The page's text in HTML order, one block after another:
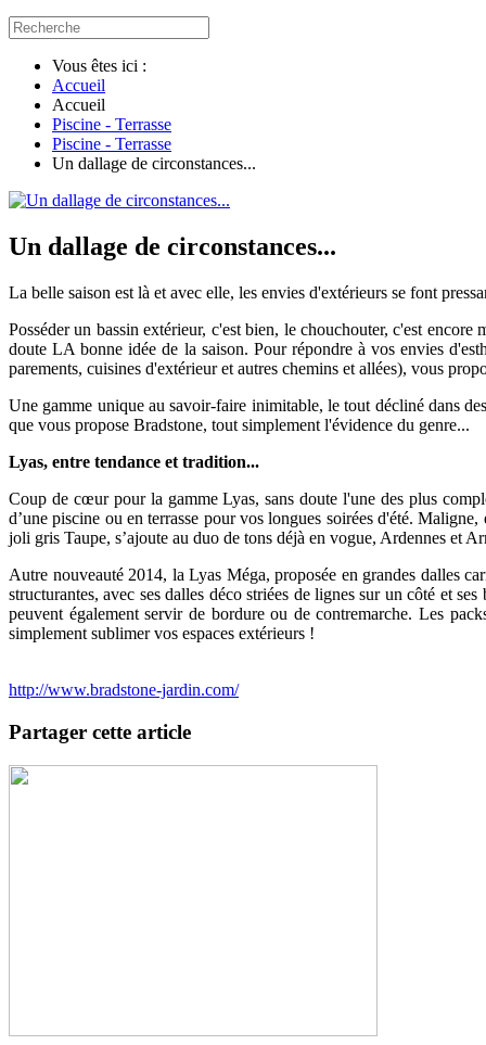
Vous êtes ici :
Accueil
Accueil
Piscine - Terrasse
Piscine - Terrasse
Un dallage de circonstances...
Un dallage de circonstances...
La belle saison est là et avec elle, les envies d'extérieurs se font
Posséder un bassin extérieur, c'est bien, le chouchouter, c'est
doute LA bonne idée de la saison. Pour répondre à vos envies
parements, cuisines d'extérieur et autres chemins et allées), vous
Une gamme unique au savoir-faire inimitable, le tout décliné dans
que vous propose Bradstone, tout simplement l'évidence du genre...
Lyas, entre tendance et tradition...
Coup de cœur pour la gamme Lyas, sans doute l'une des plus
d’une piscine ou en terrasse pour vos longues soirées d'été.
joli gris Taupe, s’ajoute au duo de tons déjà en vogue, Ardennes et
Autre nouveauté 2014, la Lyas Méga, proposée en grandes dalles
structurantes, avec ses dalles déco striées de lignes sur un côté et
peuvent également servir de bordure ou de contremarche. Les
simplement sublimer vos espaces extérieurs !
http://www.bradstone-jardin.com/
Partager cette article